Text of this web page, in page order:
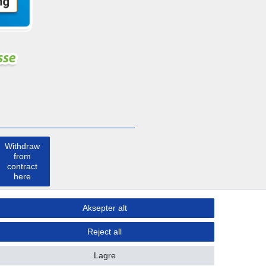
Aksepter alt
Reject all
Lagre
Withdraw
from
contract
here